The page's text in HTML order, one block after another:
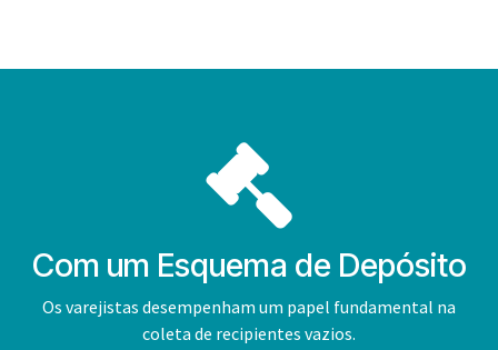
Com um Esquema de Depósito
Os varejistas desempenham um papel fundamental na
coleta de recipientes vazios.